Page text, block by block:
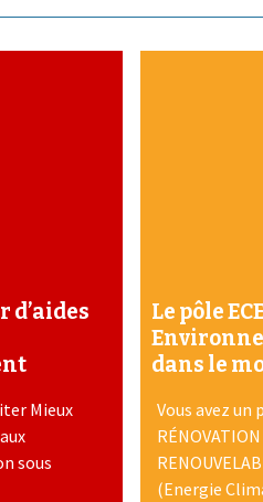
d’aides
Mieux
sous
Le pôle
dans le
Vous avez
(Energie